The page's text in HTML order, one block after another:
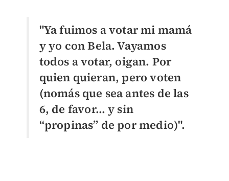
"Ya fuimos a votar mi mamá
y yo con Bela. Vayamos
todos a votar, oigan. Por
quien quieran, pero voten
(nomás que sea antes de las
6, de favor… y sin
“propinas” de por medio)".